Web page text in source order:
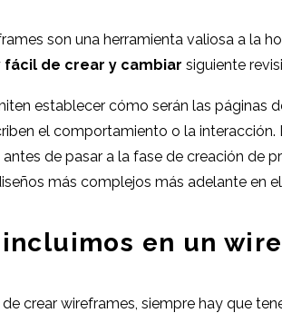
son una herramienta valiosa a la
fácil de crear y cambiar siguiente
establecer cómo serán las páginas
el comportamiento o la
antes de pasar a la fase de creación de
más complejos más adelante en
incluimos en un
crear wireframes, siempre hay que